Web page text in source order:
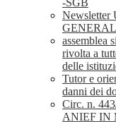
-SGB
Newsletter
assemblea
rivolta a
delle
Tutor e
danni dei
Circ. n.
ANIEF IN